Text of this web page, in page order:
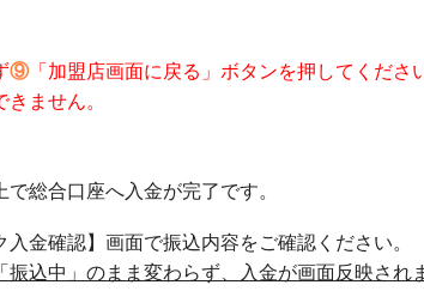
⑨「加盟店画面に戻る」ボタンを押してくださ
ません。
総合口座へ入金が完了です。
金確認】画面で振込内容をご確認ください。
込中」のまま変わらず、入金が画面反映され